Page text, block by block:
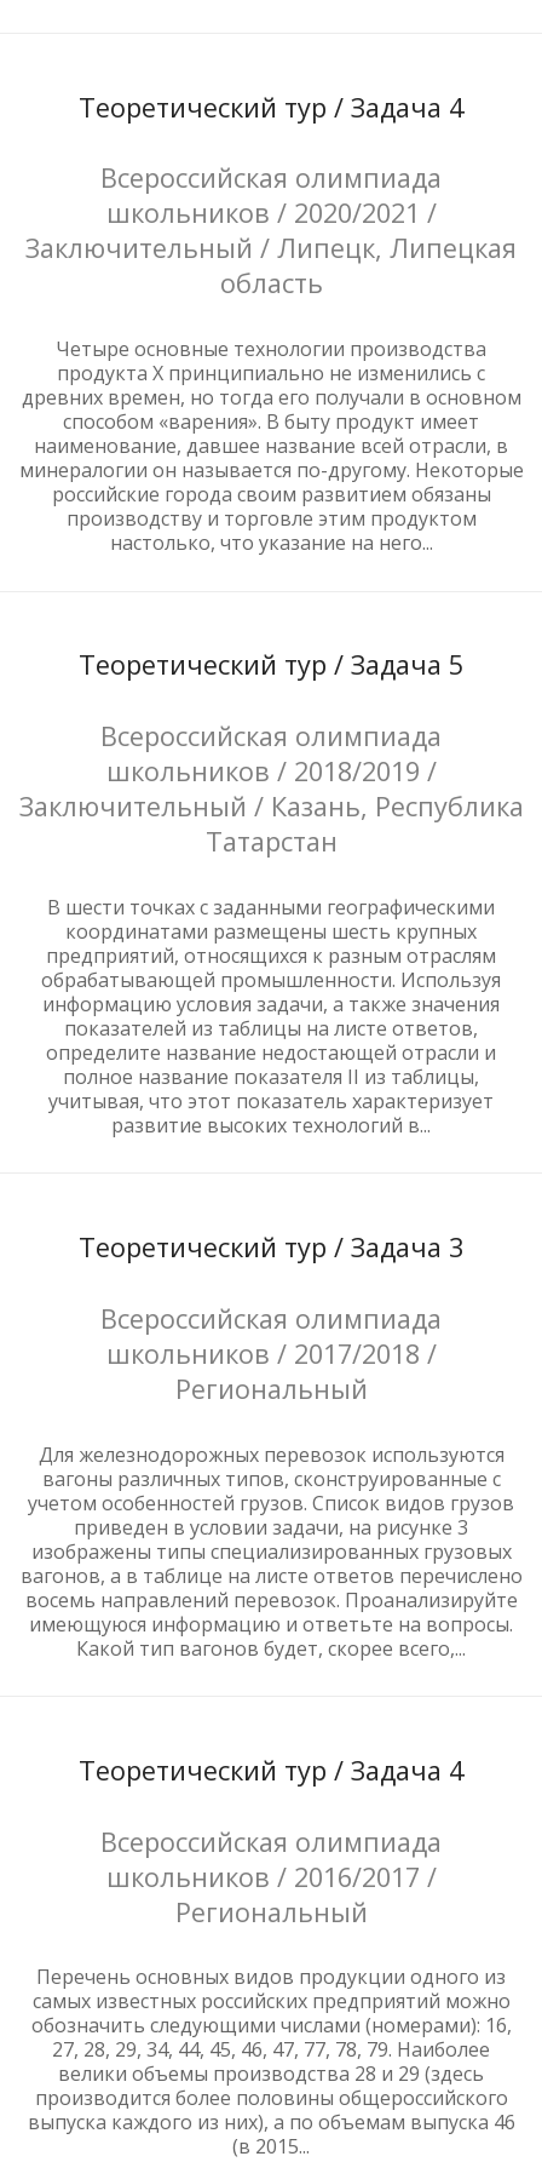
Теоретический тур / Задача 4
Всероссийская олимпиада
школьников / 2020/2021 /
Заключительный / Липецк, Липецкая
область
Четыре основные технологии производства
продукта Х принципиально не изменились с
древних времен, но тогда его получали в основном
способом «варения». В быту продукт имеет
наименование, давшее название всей отрасли, в
минералогии он называется по-другому. Некоторые
российские города своим развитием обязаны
производству и торговле этим продуктом
настолько, что указание на него...
Теоретический тур / Задача 5
Всероссийская олимпиада
школьников / 2018/2019 /
Заключительный / Казань, Республика
Татарстан
В шести точках с заданными географическими
координатами размещены шесть крупных
предприятий, относящихся к разным отраслям
обрабатывающей промышленности. Используя
информацию условия задачи, а также значения
показателей из таблицы на листе ответов,
определите название недостающей отрасли и
полное название показателя II из таблицы,
учитывая, что этот показатель характеризует
развитие высоких технологий в...
Теоретический тур / Задача 3
Всероссийская олимпиада
школьников / 2017/2018 /
Региональный
Для железнодорожных перевозок используются
вагоны различных типов, сконструированные с
учетом особенностей грузов. Список видов грузов
приведен в условии задачи, на рисунке 3
изображены типы специализированных грузовых
вагонов, а в таблице на листе ответов перечислено
восемь направлений перевозок. Проанализируйте
имеющуюся информацию и ответьте на вопросы.
Какой тип вагонов будет, скорее всего,...
Теоретический тур / Задача 4
Всероссийская олимпиада
школьников / 2016/2017 /
Региональный
Перечень основных видов продукции одного из
самых известных российских предприятий можно
обозначить следующими числами (номерами): 16,
27, 28, 29, 34, 44, 45, 46, 47, 77, 78, 79. Наиболее
велики объемы производства 28 и 29 (здесь
производится более половины общероссийского
выпуска каждого из них), а по объемам выпуска 46
(в 2015...